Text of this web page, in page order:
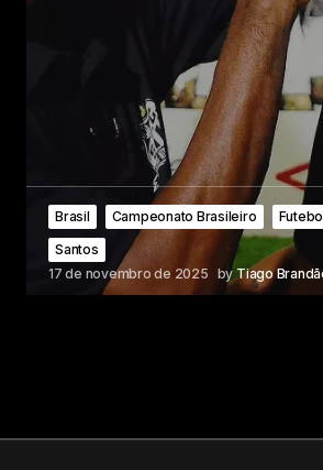
Brasil Campeonato Brasileiro
Santos
17 de novembro de 2025 by Tiago